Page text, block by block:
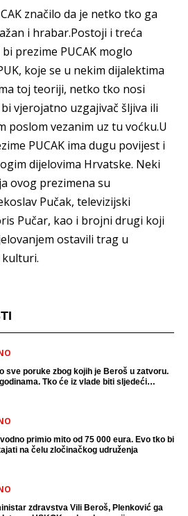
značilo da je netko tko ga
i hrabar.Postoji i treća
prezime PUCAK moglo
koje se u nekim dijalektima
toj teoriji, netko tko nosi
vjerojatno uzgajivač šljiva ili
poslom vezanim uz tu voćku.U
PUCAK ima dugu povijest i
dijelovima Hrvatske. Neki
ovog prezimena su
Pučak, televizijski
Pučar, kao i brojni drugi koji
ostavili trag u
sve poruke zbog kojih je Beroš u zatvoru.
Tko će iz vlade biti sljedeći
primio mito od 75 000 eura. Evo tko bi
na čelu zločinačkog udruženja
zdravstva Vili Beroš, Plenković ga